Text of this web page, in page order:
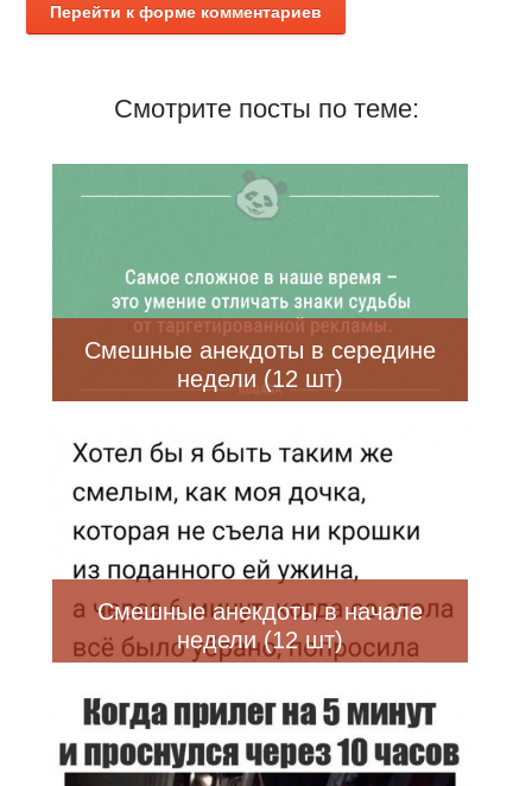
Перейти к форме комментариев
Смотрите посты по теме:
Смешные анекдоты в середине
недели (12 шт)
Смешные анекдоты в начале
недели (12 шт)